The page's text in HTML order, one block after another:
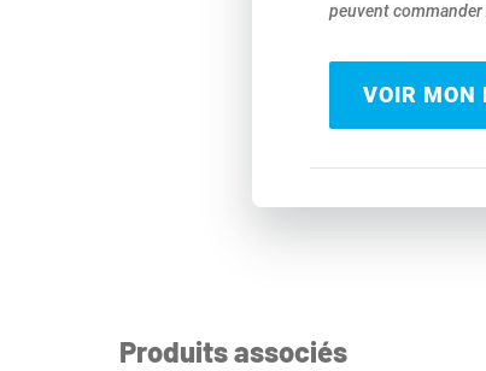
peuvent
VOIR MON
Produits associés